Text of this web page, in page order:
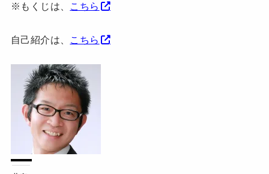
※もくじは、 こちら
自己紹介は、 こちら